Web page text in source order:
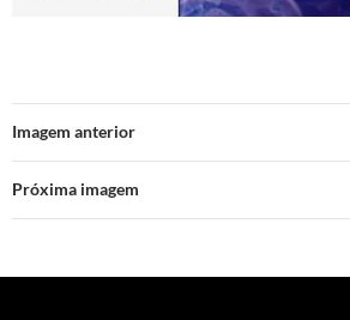
Imagem anterior
Próxima imagem